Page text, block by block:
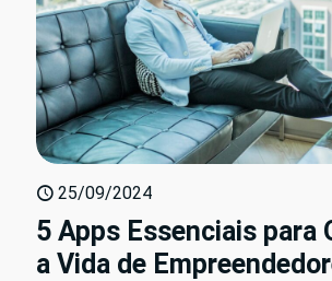
25/09/2024
5 Apps Essenciais para
a Vida de